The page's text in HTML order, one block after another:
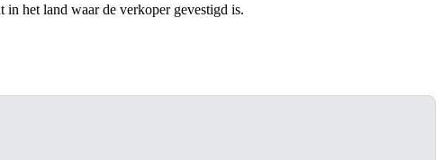
het land waar de verkoper gevestigd is.